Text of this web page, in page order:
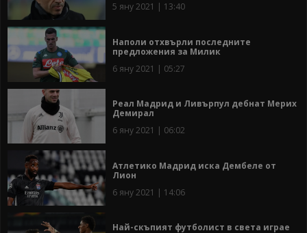
5 яну 2021 | 13:40
Наполи отхвърли последните
предложения за Милик
6 яну 2021 | 05:27
Реал Мадрид и Ливърпул дебнат Мерих
Демирал
6 яну 2021 | 06:02
Атлетико Мадрид иска Дембеле от
Лион
6 яну 2021 | 14:06
Най-скъпият футболист в света играе